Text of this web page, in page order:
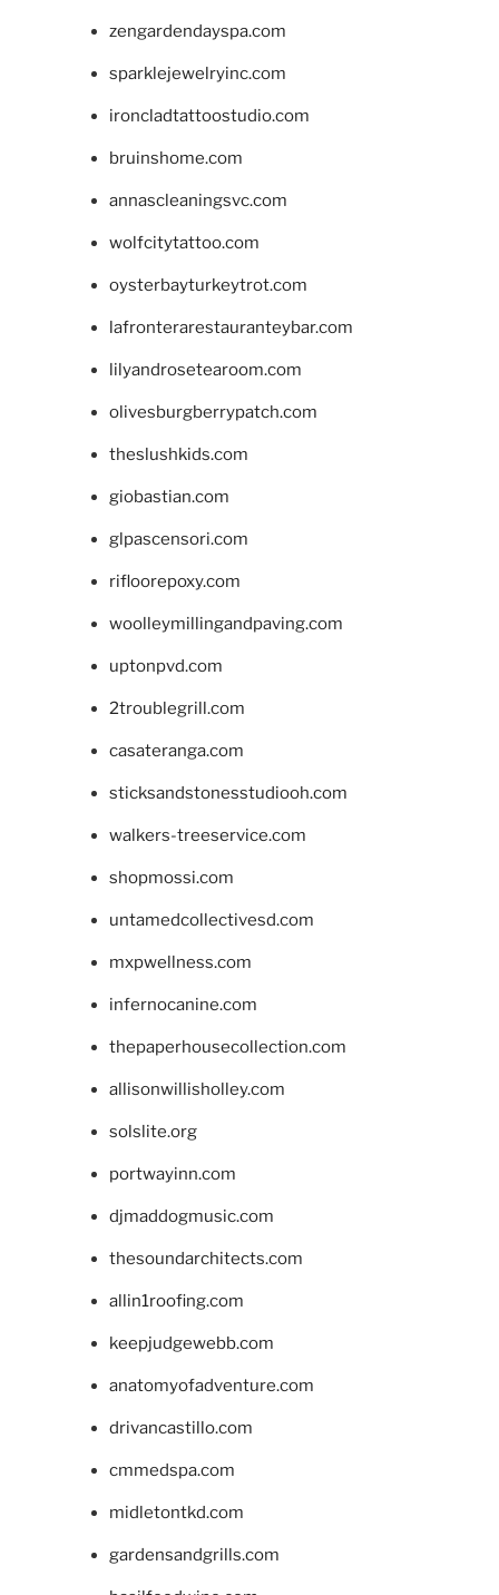
zengardendayspa.com
sparklejewelryinc.com
ironcladtattoostudio.com
bruinshome.com
annascleaningsvc.com
wolfcitytattoo.com
oysterbayturkeytrot.com
lafronterarestauranteybar.com
lilyandrosetearoom.com
olivesburgberrypatch.com
theslushkids.com
giobastian.com
glpascensori.com
rifloorepoxy.com
woolleymillingandpaving.com
uptonpvd.com
2troublegrill.com
casateranga.com
sticksandstonesstudiooh.com
walkers-treeservice.com
shopmossi.com
untamedcollectivesd.com
mxpwellness.com
infernocanine.com
thepaperhousecollection.com
allisonwillisholley.com
solslite.org
portwayinn.com
djmaddogmusic.com
thesoundarchitects.com
allin1roofing.com
keepjudgewebb.com
anatomyofadventure.com
drivancastillo.com
cmmedspa.com
midletontkd.com
gardensandgrills.com